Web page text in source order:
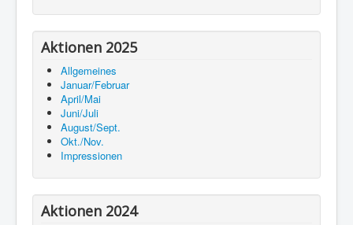
Aktionen 2025
Allgemeines
Januar/Februar
April/Mai
Juni/Juli
August/Sept.
Okt./Nov.
Impressionen
Aktionen 2024